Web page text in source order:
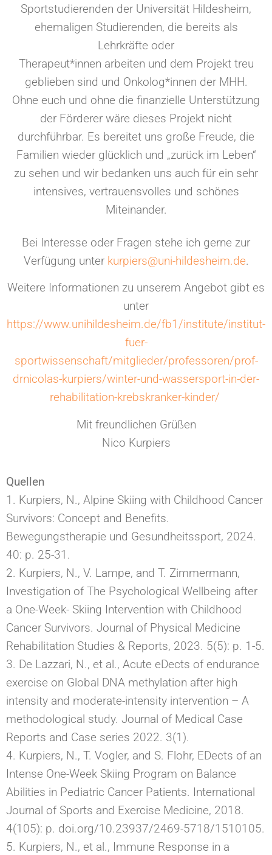
Sportstudierenden der Universität Hildesheim,
ehemaligen Studierenden, die bereits als
Lehrkräfte oder
Therapeut*innen arbeiten und dem Projekt treu
geblieben sind und Onkolog*innen der MHH.
Ohne euch und ohne die finanzielle Unterstützung
der Förderer wäre dieses Projekt nicht
durchführbar. Es bereitet uns große Freude, die
Familien wieder glücklich und „zurück im Leben“
zu sehen und wir bedanken uns auch für ein sehr
intensives, vertrauensvolles und schönes
Miteinander.
Bei Interesse oder Fragen stehe ich gerne zur
Verfügung unter kurpiers@uni-hildesheim.de.
Weitere Informationen zu unserem Angebot gibt es
unter
https://www.unihildesheim.de/fb1/institute/institut-
fuer-
sportwissenschaft/mitglieder/professoren/prof-
drnicolas-kurpiers/winter-und-wassersport-in-der-
rehabilitation-krebskranker-kinder/
Mit freundlichen Grüßen
Nico Kurpiers
Quellen
1. Kurpiers, N., Alpine Skiing with Childhood Cancer
Survivors: Concept and Benefits.
Bewegungstherapie und Gesundheitssport, 2024.
40: p. 25-31.
2. Kurpiers, N., V. Lampe, and T. Zimmermann,
Investigation of The Psychological Wellbeing after
a One-Week- Skiing Intervention with Childhood
Cancer Survivors. Journal of Physical Medicine
Rehabilitation Studies & Reports, 2023. 5(5): p. 1-5.
3. De Lazzari, N., et al., Acute eDects of endurance
exercise on Global DNA methylation after high
intensity and moderate-intensity intervention – A
methodological study. Journal of Medical Case
Reports and Case series 2022. 3(1).
4. Kurpiers, N., T. Vogler, and S. Flohr, EDects of an
Intense One-Week Skiing Program on Balance
Abilities in Pediatric Cancer Patients. International
Journal of Sports and Exercise Medicine, 2018.
4(105): p. doi.org/10.23937/2469-5718/1510105.
5. Kurpiers, N., et al., Immune Response in a